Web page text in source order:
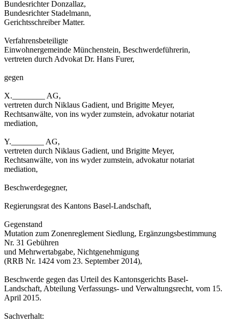
Bundesrichter Donzallaz,
Bundesrichter Stadelmann,
Gerichtsschreiber Matter.
Verfahrensbeteiligte
Einwohnergemeinde Münchenstein, Beschwerdeführerin,
vertreten durch Advokat Dr. Hans Furer,
gegen
X.________ AG,
vertreten durch Niklaus Gadient, und Brigitte Meyer,
Rechtsanwälte, von ins wyder zumstein, advokatur notariat
mediation,
Y.________ AG,
vertreten durch Niklaus Gadient, und Brigitte Meyer,
Rechtsanwälte, von ins wyder zumstein, advokatur notariat
mediation,
Beschwerdegegner,
Regierungsrat des Kantons Basel-Landschaft,
Gegenstand
Mutation zum Zonenreglement Siedlung, Ergänzungsbestimmung
Nr. 31 Gebühren
und Mehrwertabgabe, Nichtgenehmigung
(RRB Nr. 1424 vom 23. September 2014),
Beschwerde gegen das Urteil des Kantonsgerichts Basel-
Landschaft, Abteilung Verfassungs- und Verwaltungsrecht, vom 15.
April 2015.
Sachverhalt: